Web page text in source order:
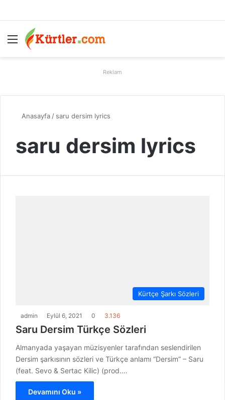
Menü
Reklam
Anasayfa / saru dersim lyrics
saru dersim lyrics
Kürtçe Şarkı Sözleri
admin Eylül 6, 2021 0 3.136
Saru Dersim Türkçe Sözleri
Almanyada yaşayan müzisyenler tarafından seslendirilen
Dersim şarkısının sözleri ve Türkçe anlamı “Dersim” – Saru
(feat. Sevo & Sertac Kilic) (prod.…
Devamını Oku »